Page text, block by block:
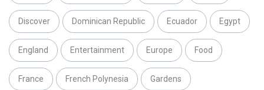
Discover Dominican Republic Ecuador Egypt
England Entertainment Europe Food
France French Polynesia Gardens